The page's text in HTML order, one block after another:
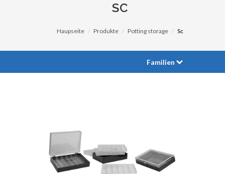
SC
Haupseite Produkte Potting storage Sc
Familien